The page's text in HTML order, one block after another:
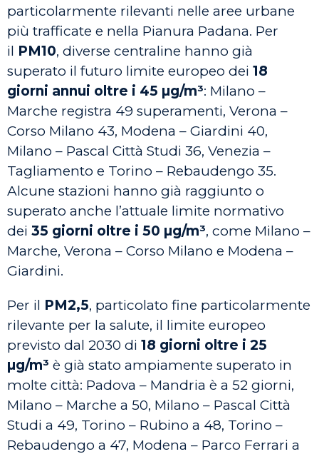
particolarmente rilevanti nelle aree urbane
più trafficate e nella Pianura Padana. Per
il PM10, diverse centraline hanno già
superato il futuro limite europeo dei 18
giorni annui oltre i 45 µg/m³: Milano –
Marche registra 49 superamenti, Verona –
Corso Milano 43, Modena – Giardini 40,
Milano – Pascal Città Studi 36, Venezia –
Tagliamento e Torino – Rebaudengo 35.
Alcune stazioni hanno già raggiunto o
superato anche l’attuale limite normativo
dei 35 giorni oltre i 50 µg/m³, come Milano –
Marche, Verona – Corso Milano e Modena –
Giardini.
Per il PM2,5, particolato fine particolarmente
rilevante per la salute, il limite europeo
previsto dal 2030 di 18 giorni oltre i 25
µg/m³ è già stato ampiamente superato in
molte città: Padova – Mandria è a 52 giorni,
Milano – Marche a 50, Milano – Pascal Città
Studi a 49, Torino – Rubino a 48, Torino –
Rebaudengo a 47, Modena – Parco Ferrari a